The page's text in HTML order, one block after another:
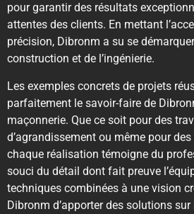
pour garantir des résultats
attentes des clients. En mettant
précision, Dibronm a su se
construction et de l’ingénierie.
Les exemples concrets de projets
parfaitement le savoir-faire de
maçonnerie. Que ce soit pour des
d’agrandissement ou même pour
chaque réalisation témoigne du
souci du détail dont fait preuve
techniques combinées à une vision
Dibronm d’apporter des solutions